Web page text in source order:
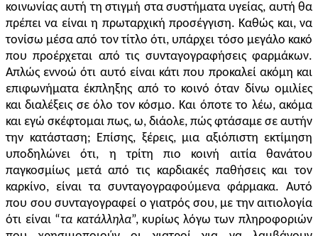
κοινωνίας αυτή τη στιγμή στα συστήματα υγείας, αυτή θα
πρέπει να είναι η πρωταρχική προσέγγιση. Καθώς και, να
τονίσω μέσα από τον τίτλο ότι, υπάρχει τόσο μεγάλο κακό
που προέρχεται από τις συνταγογραφήσεις φαρμάκων.
Απλώς εννοώ ότι αυτό είναι κάτι που προκαλεί ακόμη και
επιφωνήματα έκπληξης από το κοινό όταν δίνω ομιλίες
και διαλέξεις σε όλο τον κόσμο. Και όποτε το λέω, ακόμα
και εγώ σκέφτομαι πως, ω, διάολε, πώς φτάσαμε σε αυτήν
την κατάσταση; Επίσης, ξέρεις, μια αξιόπιστη εκτίμηση
υποδηλώνει ότι, η τρίτη πιο κοινή αιτία θανάτου
παγκοσμίως μετά από τις καρδιακές παθήσεις και τον
καρκίνο, είναι τα συνταγογραφούμενα φάρμακα. Αυτό
που σου συνταγογραφεί ο γιατρός σου, με την αιτιολογία
ότι είναι “τα κατάλληλα”, κυρίως λόγω των πληροφοριών